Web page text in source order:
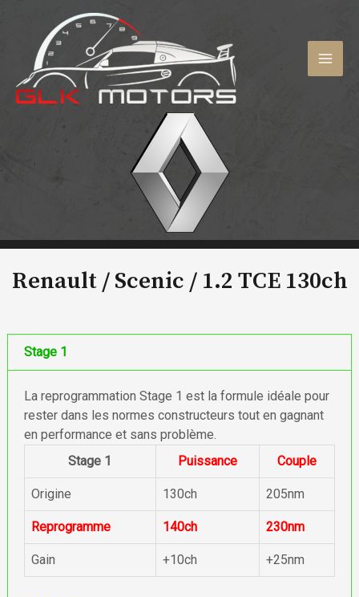
contenu
Renault / Scenic / 1.2 TCE 130ch
Stage 1
La reprogrammation Stage 1 est la formule idéale pour
rester dans les normes constructeurs tout en gagnant
en performance et sans problème.
Stage 1
Puissance Couple
Origine 130ch 205nm
Reprogramme 140ch 230nm
Gain +10ch +25nm